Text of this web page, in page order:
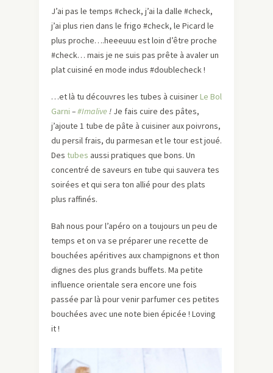
J’ai pas le temps #check, j’ai la dalle #check,
j’ai plus rien dans le frigo #check, le Picard le
plus proche….heeeuuu est loin d’être proche
#check… mais je ne suis pas prête à avaler un
plat cuisiné en mode indus #doublecheck !
…et là tu découvres les tubes à cuisinerLe Bol
Garni –#Imalive! Je fais cuire des pâtes,
j’ajoute 1 tube de pâte à cuisiner aux poivrons,
du persil frais, du parmesan et le tour est joué.
Des tubes aussi pratiques que bons. Un
concentré de saveurs en tube qui sauvera tes
soirées et qui sera ton allié pour des plats
plus raffinés.
Bah nous pour l’apéro on a toujours un peu de
temps et on va se préparer une recette de
bouchées apéritives aux champignons et thon
dignes des plus grands buffets. Ma petite
influence orientale sera encore une fois
passée par là pour venir parfumer ces petites
bouchées avec une note bien épicée ! Loving
it !